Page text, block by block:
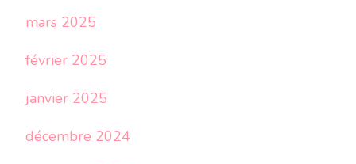
mars 2025
février 2025
janvier 2025
décembre 2024